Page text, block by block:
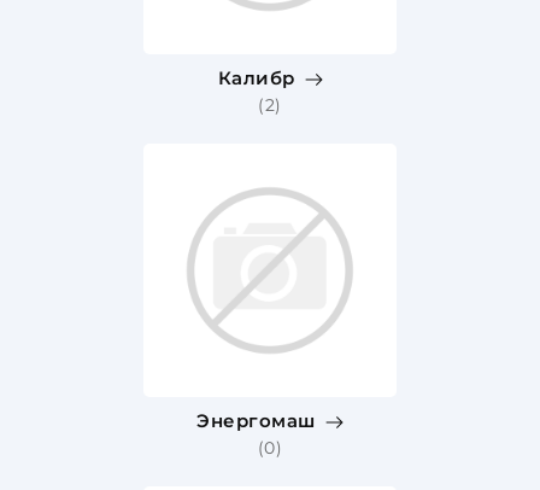
Калибр
(2)
Энергомаш
(0)